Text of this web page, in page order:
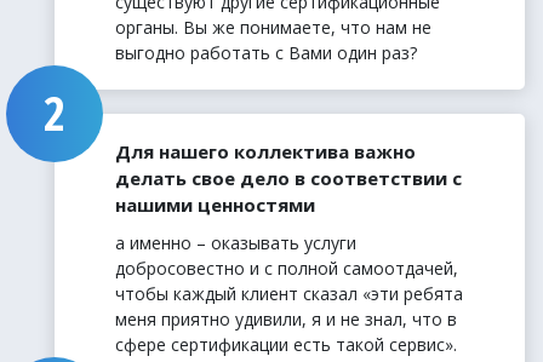
органы. Вы же понимаете, что нам не
выгодно работать с Вами один раз?
Для нашего коллектива важно
делать свое дело в соответствии с
нашими ценностями
а именно – оказывать услуги
добросовестно и с полной самоотдачей,
чтобы каждый клиент сказал «эти ребята
меня приятно удивили, я и не знал, что в
сфере сертификации есть такой сервис».